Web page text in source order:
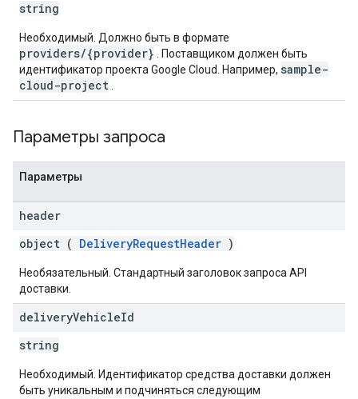
string
Необходимый. Должно быть в формате
providers/{provider} . Поставщиком должен быть
идентификатор проекта Google Cloud. Например, sample-
cloud-project
Параметры запроса
Параметры
header
object ( DeliveryRequestHeader )
Необязательный. Стандартный заголовок запроса API
доставки.
deliveryVehicleId
string
Необходимый. Идентификатор средства доставки должен
быть уникальным и подчиняться следующим